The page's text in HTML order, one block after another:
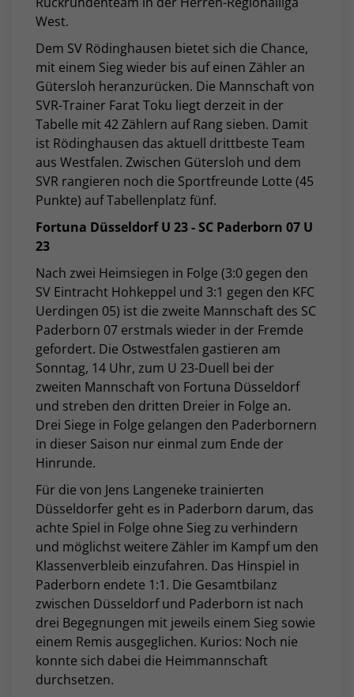
West.
Dem SV Rödinghausen bietet sich die Chance,
mit einem Sieg wieder bis auf einen Zähler an
Gütersloh heranzurücken. Die Mannschaft von
SVR-Trainer Farat Toku liegt derzeit in der
Tabelle mit 42 Zählern auf Rang sieben. Damit
ist Rödinghausen das aktuell drittbeste Team
aus Westfalen. Zwischen Gütersloh und dem
SVR rangieren noch die Sportfreunde Lotte (45
Punkte) auf Tabellenplatz fünf.
Fortuna Düsseldorf U 23 - SC Paderborn 07 U
23
Nach zwei Heimsiegen in Folge (3:0 gegen den
SV Eintracht Hohkeppel und 3:1 gegen den KFC
Uerdingen 05) ist die zweite Mannschaft des SC
Paderborn 07 erstmals wieder in der Fremde
gefordert. Die Ostwestfalen gastieren am
Sonntag, 14 Uhr, zum U 23-Duell bei der
zweiten Mannschaft von Fortuna Düsseldorf
und streben den dritten Dreier in Folge an.
Drei Siege in Folge gelangen den Paderbornern
in dieser Saison nur einmal zum Ende der
Hinrunde.
Für die von Jens Langeneke trainierten
Düsseldorfer geht es in Paderborn darum, das
achte Spiel in Folge ohne Sieg zu verhindern
und möglichst weitere Zähler im Kampf um den
Klassenverbleib einzufahren. Das Hinspiel in
Paderborn endete 1:1. Die Gesamtbilanz
zwischen Düsseldorf und Paderborn ist nach
drei Begegnungen mit jeweils einem Sieg sowie
einem Remis ausgeglichen. Kurios: Noch nie
konnte sich dabei die Heimmannschaft
durchsetzen.